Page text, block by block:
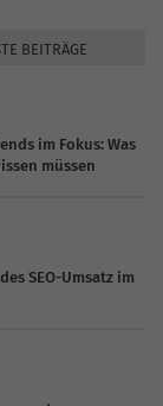
BEITRÄGE
im Fokus: Was
müssen
SEO-Umsatz im